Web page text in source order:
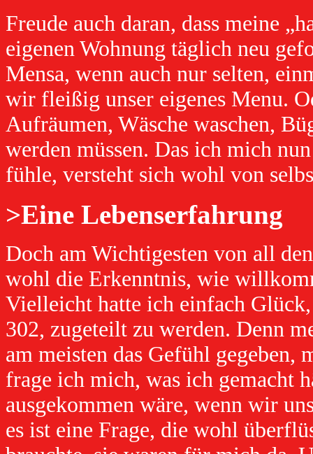
Freude auch daran, dass meine
eigenen Wohnung täglich neu
Mensa, wenn auch nur selten,
wir fleißig unser eigenes Menu.
Aufräumen, Wäsche waschen,
werden müssen. Das ich mich
fühle, versteht sich wohl von
>Eine Lebenserfahrung
Doch am Wichtigesten von all
wohl die Erkenntnis, wie
Vielleicht hatte ich einfach
302, zugeteilt zu werden. Denn
am meisten das Gefühl
frage ich mich, was ich gemacht
ausgekommen wäre, wenn wir
es ist eine Frage, die wohl